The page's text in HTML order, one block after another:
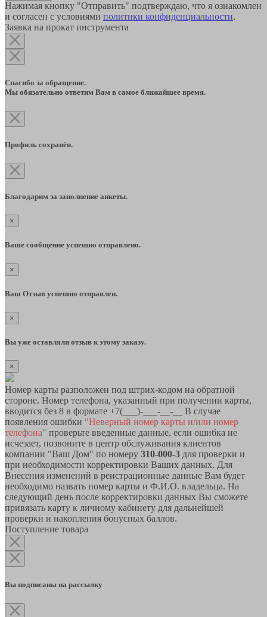
Нажимая кнопку "Отправить" подтверждаю, что я ознакомлен
и согласен с условиями политики конфиденциальности.
Заявка на прокат инструмента
Спасибо за обращение.
Мы обязательно ответим Вам в самое ближайшее время.
Профиль сохранён.
Благодарим за заполнение анкеты.
×
Ваше сообщение успешно отправлено.
×
Ваш Отзыв успешно отправлен.
×
Вы уже оставляли отзыв к этому заказу.
×
Номер карты разположен под штрих-кодом на обратной
стороне. Номер телефона, указанный при получении карты,
вводится без 8 в формате +7(___)-___-__-__ В случае
появления ошибки "Неверный номер карты и/или номер
телефона" проверьте введенные данные, если ошибка не
исчезает, позвоните в центр обслуживания клиентов
компании "Ваш Дом" по номеру 310-000-3 для проверки и
при необходимости корректировки Ваших данных. Для
Внесения изменений в реистрационные данные Вам будет
необходимо назвать номер карты и Ф.И.О. владельца. На
следующий день после корректировки данных Вы сможете
привязать карту к личному кабинету для дальнейшей
проверки и накопления бонусных баллов.
Поступление товара
Вы подписаны на рассылку